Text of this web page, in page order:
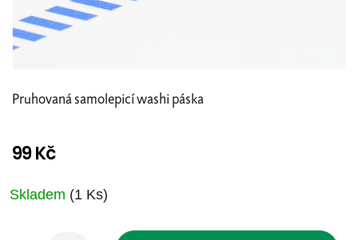
Pruhovaná samolepicí washi páska
99 Kč
Měrná
Skladem (1 Ks)